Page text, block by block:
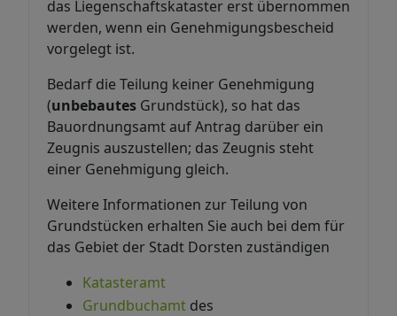
das Liegenschaftskataster erst übernommen
werden, wenn ein Genehmigungsbescheid
vorgelegt ist.
Bedarf die Teilung keiner Genehmigung
(unbebautes Grundstück), so hat das
Bauordnungsamt auf Antrag darüber ein
Zeugnis auszustellen; das Zeugnis steht
einer Genehmigung gleich.
Weitere Informationen zur Teilung von
Grundstücken erhalten Sie auch bei dem für
das Gebiet der Stadt Dorsten zuständigen
Katasteramt
Grundbuchamt des